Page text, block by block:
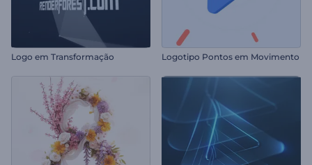
Logo em Transformação Logotipo Pontos em Movimento